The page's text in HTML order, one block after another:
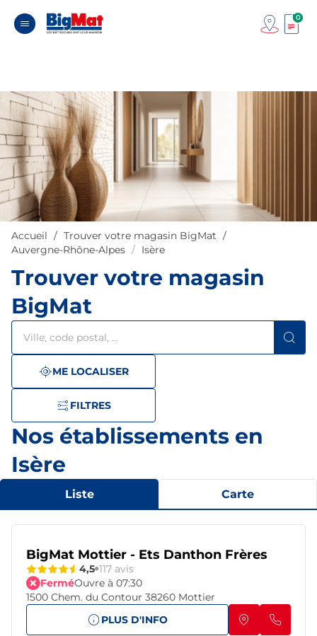
0
Accueil
Trouver votre magasin BigMat
Auvergne-Rhône-Alpes
Isère
Trouver votre magasin
BigMat
Rechercher
Veuillez
renseigner
adresse
{{count}}
résultat(s)
ME LOCALISER
FILTRES
Nos établissements en
Isère
Liste Carte
BigMat Mottier - Ets Danthon Frères
4,5 117 avis
FerméOuvre à 07:30
1500 Chem. du Contour 38260 Mottier
PLUS D'INFO